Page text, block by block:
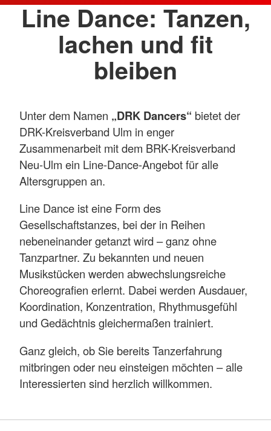
Line Dance: Tanzen,
lachen und fit
bleiben
Unter dem Namen „DRK Dancers“ bietet der
DRK-Kreisverband Ulm in enger
Zusammenarbeit mit dem BRK-Kreisverband
Neu-Ulm ein Line-Dance-Angebot für alle
Altersgruppen an.
Line Dance ist eine Form des
Gesellschaftstanzes, bei der in Reihen
nebeneinander getanzt wird – ganz ohne
Tanzpartner. Zu bekannten und neuen
Musikstücken werden abwechslungsreiche
Choreografien erlernt. Dabei werden Ausdauer,
Koordination, Konzentration, Rhythmusgefühl
und Gedächtnis gleichermaßen trainiert.
Ganz gleich, ob Sie bereits Tanzerfahrung
mitbringen oder neu einsteigen möchten – alle
Interessierten sind herzlich willkommen.